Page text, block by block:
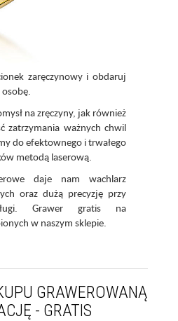
zaręczynowy i obdaruj
osobę.
na zręczyny, jak również
zatrzymania ważnych chwil
do efektownego i trwałego
metodą laserową.
daje nam wachlarz
oraz dużą precyzję przy
Grawer gratis na
w naszym sklepie.
GRAWEROWANĄ
- GRATIS